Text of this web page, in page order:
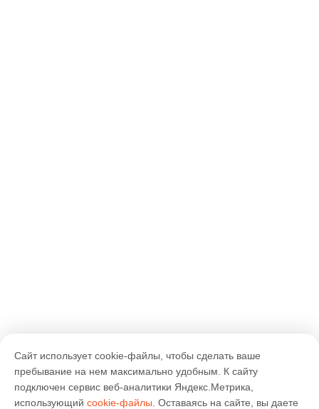
Сайт использует cookie-файлы, чтобы сделать ваше
пребывание на нем максимально удобным. К cайту
подключен сервис веб-аналитики Яндекс.Метрика,
использующий cookie-файлы . Оставаясь на сайте, вы даете